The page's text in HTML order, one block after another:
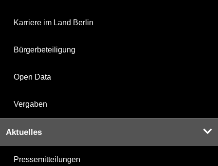
Karriere im Land Berlin
Bürgerbeteiligung
Open Data
Vergaben
Aktuelles
Pressemitteilungen